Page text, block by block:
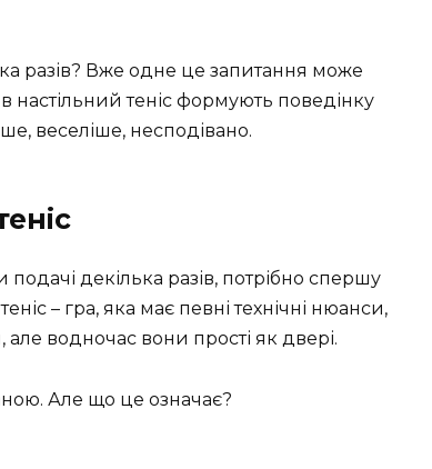
разів? Вже одне це запитання може
настільний теніс формують поведінку
веселіше, несподівано.
декілька разів, потрібно спершу
– гра, яка має певні технічні нюанси,
водночас вони прості як двері.
Але що це означає?